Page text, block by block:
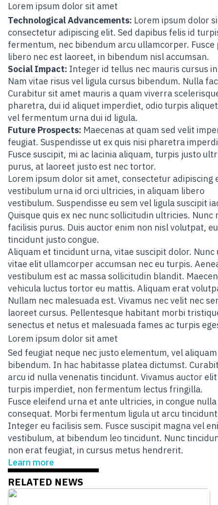
Lorem ipsum dolor sit amet
Technological Advancements: Lorem ipsum dolor
consectetur adipiscing elit. Sed dapibus felis id
fermentum, nec bibendum arcu ullamcorper. Fusce
libero nec est laoreet, in bibendum nisl accumsan.
Social Impact: Integer id tellus nec mauris cursus
Nam vitae risus vel ligula cursus bibendum. Nulla
Curabitur sit amet mauris a quam viverra
pharetra, dui id aliquet imperdiet, odio turpis
vel fermentum urna dui id ligula.
Future Prospects: Maecenas at quam sed velit
feugiat. Suspendisse ut ex quis nisi pharetra
Fusce suscipit, mi ac lacinia aliquam, turpis justo
purus, at laoreet justo est nec tortor.
Lorem ipsum dolor sit amet, consectetur adipiscing
vestibulum urna id orci ultricies, in aliquam libero
vestibulum. Suspendisse eu sem vel ligula suscipit
Quisque quis ex nec nunc sollicitudin ultricies. Nunc
facilisis purus. Duis auctor enim non nisl volutpat, eu
tincidunt justo congue.
Aliquam et tincidunt urna, vitae suscipit dolor. Nunc
vitae elit ullamcorper accumsan nec eu turpis.
vestibulum est ac massa sollicitudin blandit.
vehicula luctus tortor eu mattis. Aliquam erat
Nullam nec malesuada est. Vivamus nec velit nec
laoreet cursus. Pellentesque habitant morbi
senectus et netus et malesuada fames ac turpis
Lorem ipsum dolor sit amet
Sed feugiat neque nec justo elementum, vel
bibendum. In hac habitasse platea dictumst.
arcu id nulla venenatis tincidunt. Vivamus auctor
turpis imperdiet, non fermentum lectus fringilla.
Fusce eleifend urna et ante ultricies, in congue nulla
consequat. Morbi fermentum ligula ut arcu
Integer eu facilisis sem. Fusce suscipit magna vel
vestibulum, at bibendum leo tincidunt. Nunc
non erat feugiat, in cursus metus hendrerit.
Learn more
RELATED NEWS